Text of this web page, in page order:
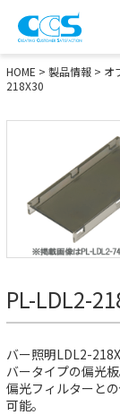
画像処理用の製品検索
HOME > 製品情報 > オ
218X30
PL-LDL2-
バー照明LDL2-
バータイプの偏光板
偏光フィルターと
可能。